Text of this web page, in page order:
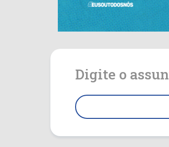
Digite o